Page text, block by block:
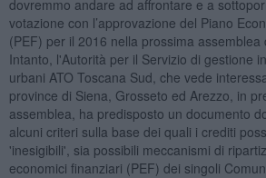
dovremmo andare ad affrontare e a
votazione con l’approvazione del Piano
(PEF) per il 2016 nella prossima assemblea
Intanto, l'Autorità per il Servizio di gestione
urbani ATO Toscana Sud, che vede
province di Siena, Grosseto ed Arezzo, in
assemblea, ha predisposto un documento
alcuni criteri sulla base dei quali i crediti
'inesigibili', sia possibili meccanismi di
economici finanziari (PEF) dei singoli